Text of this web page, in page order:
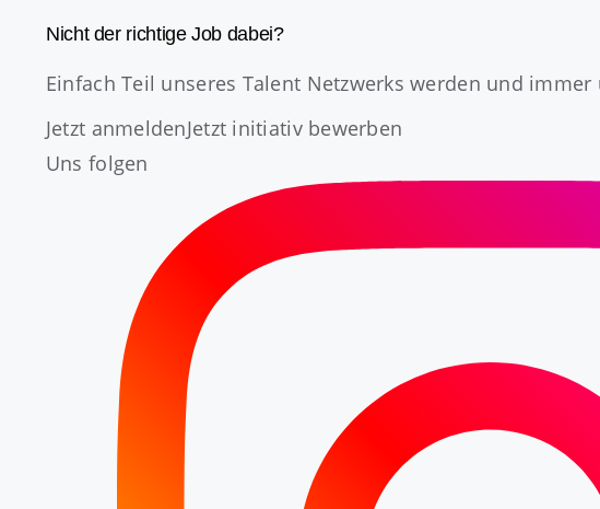
Nicht der richtige Job dabei?
Einfach Teil unseres Talent Netzwerks werden und
Jetzt anmeldenJetzt initiativ bewerben
Uns folgen